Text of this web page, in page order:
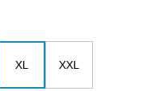
XL XXL